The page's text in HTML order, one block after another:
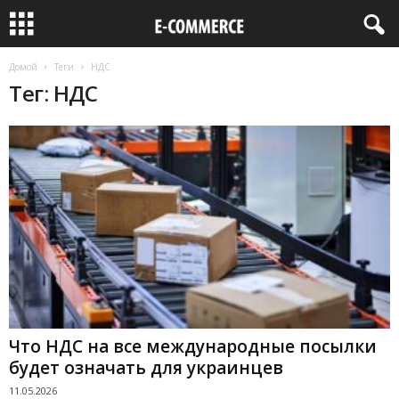
Домой Теги НДС
Тег: НДС
Что НДС на все международные посылки
будет означать для украинцев
11.05.2026